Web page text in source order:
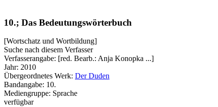
10.; Das Bedeutungswörterbuch
[Wortschatz und Wortbildung]
Suche nach diesem Verfasser
Verfasserangabe: [red. Bearb.: Anja Konopka ...]
Jahr: 2010
Übergeordnetes Werk: Der Duden
Bandangabe: 10.
Mediengruppe: Sprache
verfügbar